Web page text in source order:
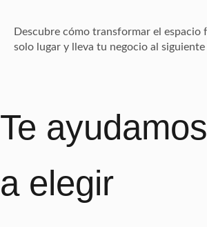
Descubre cómo transformar el
solo lugar y lleva tu negocio al siguiente
Te ayudamos
a elegir